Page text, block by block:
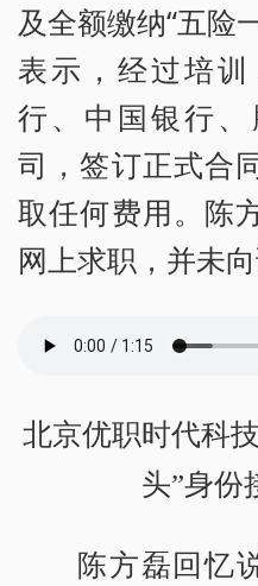
及全额缴纳“五险
表示，经过培
行、中国银行
司，签订正式合
取任何费用。陈
网上求职，并未
北京优职时代科
头”身份
陈方磊回忆